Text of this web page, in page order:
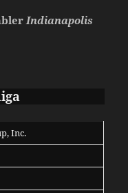
Indianapolis
Inc.